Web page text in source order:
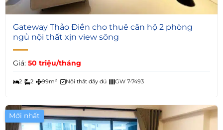
4
Gateway Thảo Điền cho thuê căn hộ 2 phòng
ngủ nội thất xịn view sông
Giá: 50 triệu/tháng
2 2 99m² Nội thất đầy đủ GW 7-7493
Mới nhất Giá Tốt